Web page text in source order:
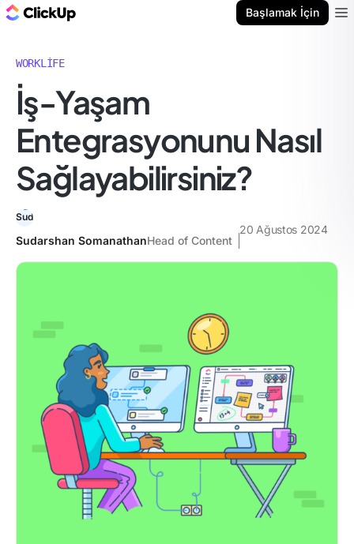
Başlamak İçin
WORKLIFE
İş-Yaşam
Entegrasyonunu Nasıl
Sağlayabilirsiniz?
Sudarshan SomanathanHead of Content
20 Ağustos 2024